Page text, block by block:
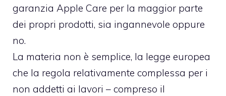
garanzia Apple Care per la maggior parte
dei propri prodotti, sia ingannevole oppure
no.
La materia non è semplice, la legge europea
che la regola relativamente complessa per i
non addetti ai lavori – compreso il